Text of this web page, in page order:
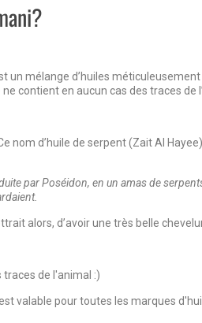
un mélange d’huiles
contient en aucun cas des traces de
nom d’huile de serpent (Zait Al
par Poséidon, en un amas de
alors, d’avoir une très belle
de l'animal :)
valable pour toutes les marques